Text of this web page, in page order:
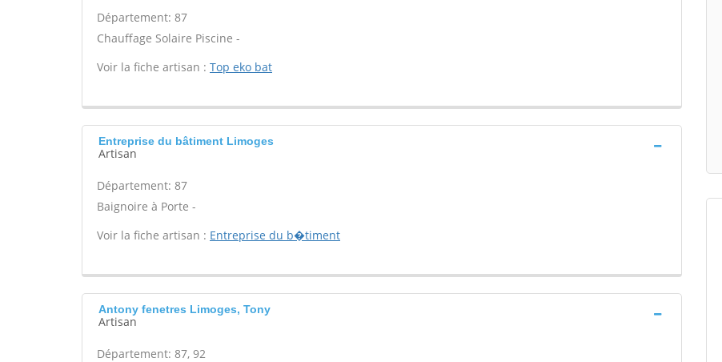
Département: 87
Chauffage Solaire Piscine -
Voir la fiche artisan : Top eko bat
Entreprise du bâtiment Limoges
Artisan
Département: 87
Baignoire à Porte -
Voir la fiche artisan : Entreprise du b�timent
Antony fenetres Limoges, Tony
Artisan
Département: 87, 92